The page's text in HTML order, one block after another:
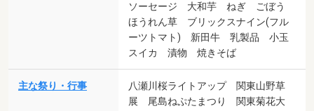
ソーセージ 大和芋 ねぎ ごぼう
ほうれん草 ブリックスナイン(フル
ーツトマト) 新田牛 乳製品 小玉
スイカ 漬物 焼きそば
主な祭り・行事
八瀬川桜ライトアップ 関東山野草
展 尾島ねぷたまつり 関東菊花大